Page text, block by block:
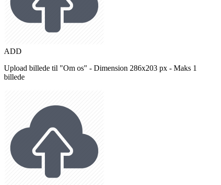
ADD
Upload billede til "Om os" - Dimension 286x203 px - Maks 1
billede